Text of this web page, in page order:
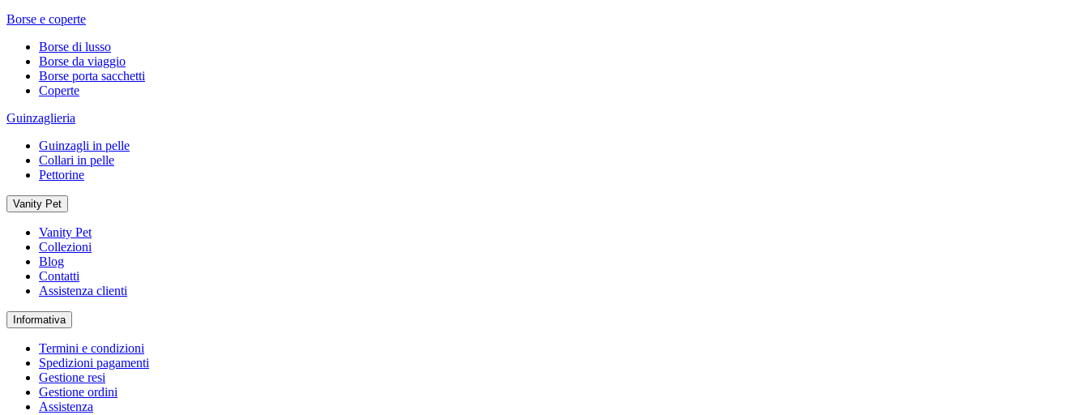
Borse e coperte
Borse di lusso
Borse da viaggio
Borse porta sacchetti
Coperte
Guinzaglieria
Guinzagli in pelle
Collari in pelle
Pettorine
Vanity Pet
Vanity Pet
Collezioni
Blog
Contatti
Assistenza clienti
Informativa
Termini e condizioni
Spedizioni pagamenti
Gestione resi
Gestione ordini
Assistenza